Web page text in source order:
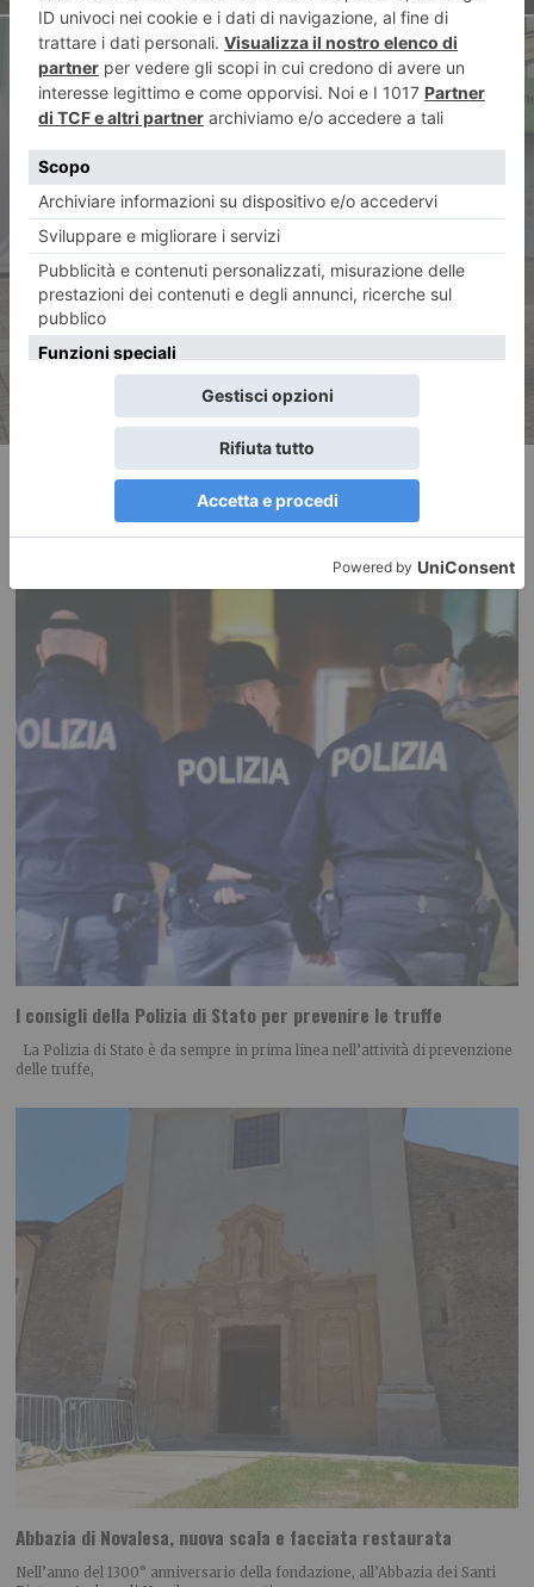
La cultura politicizzata non fa
bene al Salone del Libro
RECENTI:
I consigli della Polizia di Stato per prevenire le truffe
La Polizia di Stato è da sempre in prima linea nell’attività di prevenzione
delle truffe,
Abbazia di Novalesa, nuova scala e facciata restaurata
Nell’anno del 1300° anniversario della fondazione, all’Abbazia dei Santi